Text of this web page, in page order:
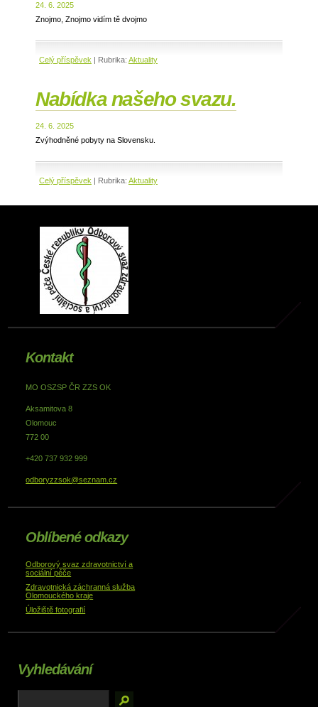
24. 6. 2025
Znojmo, Znojmo vidím tě dvojmo
Celý příspěvek | Rubrika: Aktuality
Nabídka našeho svazu.
24. 6. 2025
Zvýhodněné pobyty na Slovensku.
Celý příspěvek | Rubrika: Aktuality
Kontakt
MO OSZSP ČR ZZS OK
Aksamitova 8
Olomouc
772 00
+420 737 932 999
odboryzzsok@seznam.cz
Oblíbené odkazy
Odborový svaz zdravotnictví a
sociální péče
Zdravotnická záchranná služba
Olomouckého kraje
Úložiště fotografií
Vyhledávání